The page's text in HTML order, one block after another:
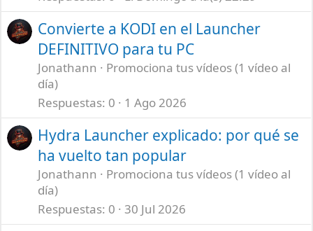
Convierte a KODI en el Launcher
DEFINITIVO para tu PC
Jonathann
Promociona tus vídeos (1 vídeo al
día)
Respuestas 0 1 Ago 2026
Hydra Launcher explicado: por qué se
ha vuelto tan popular
Jonathann
Promociona tus vídeos (1 vídeo al
día)
Respuestas 0 30 Jul 2026